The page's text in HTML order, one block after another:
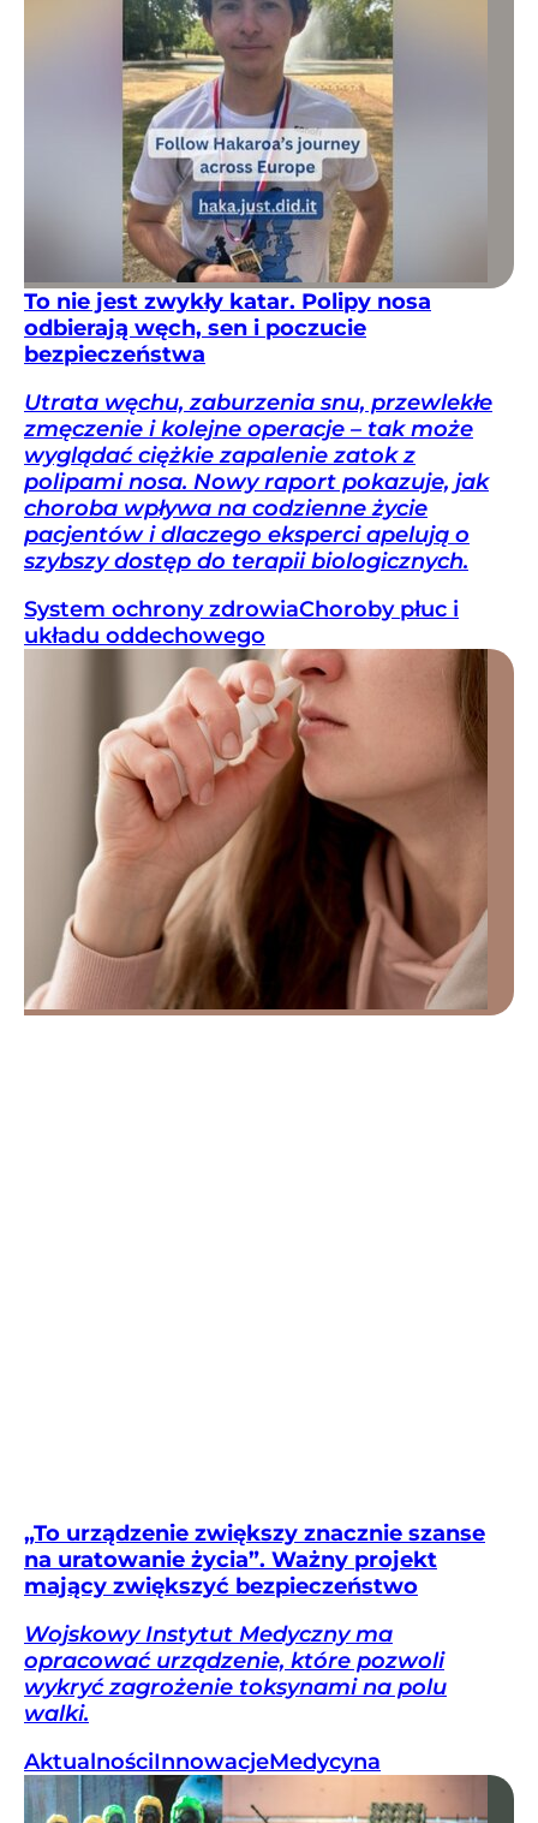
To nie jest zwykły katar. Polipy nosa
odbierają węch, sen i poczucie
bezpieczeństwa
Utrata węchu, zaburzenia snu, przewlekłe
zmęczenie i kolejne operacje – tak może
wyglądać ciężkie zapalenie zatok z
polipami nosa. Nowy raport pokazuje, jak
choroba wpływa na codzienne życie
pacjentów i dlaczego eksperci apelują o
szybszy dostęp do terapii biologicznych.
System ochrony zdrowiaChoroby płuc i
układu oddechowego
„To urządzenie zwiększy znacznie szanse
na uratowanie życia”. Ważny projekt
mający zwiększyć bezpieczeństwo
Wojskowy Instytut Medyczny ma
opracować urządzenie, które pozwoli
wykryć zagrożenie toksynami na polu
walki.
AktualnościInnowacjeMedycyna